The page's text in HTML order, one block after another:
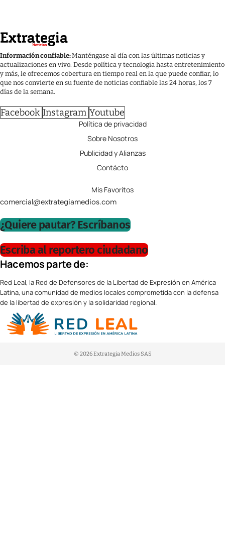
Información confiable:Manténgase al día con las últimas noticias y
actualizaciones en vivo. Desde política y tecnología hasta entretenimiento
y más, le ofrecemos cobertura en tiempo real en la que puede confiar, lo
que nos convierte en su fuente de noticias confiable las 24 horas, los 7
días de la semana.
Facebook Instagram Youtube
Política de privacidad
Sobre Nosotros
Publicidad y Alianzas
Contácto
Mis Favoritos
comercial@extrategiamedios.com
¿Quiere pautar? Escríbanos
Escriba al reportero ciudadano
Hacemos parte de:
Red Leal, la Red de Defensores de la Libertad de Expresión en América
Latina, una comunidad de medios locales comprometida con la defensa
de la libertad de expresión y la solidaridad regional.
© 2026 Extrategia Medios SAS